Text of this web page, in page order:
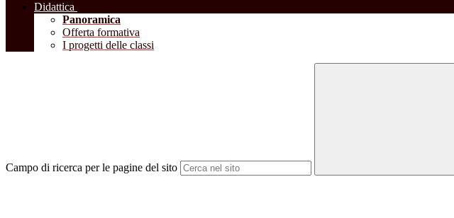
Didattica
Panoramica
Offerta formativa
I progetti delle classi
Campo di ricerca per le pagine del sito